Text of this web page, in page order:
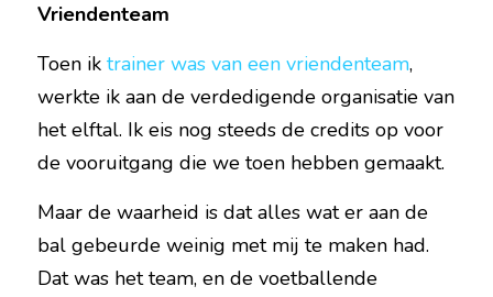
Vriendenteam
Toen ik trainer was van een vriendenteam,
werkte ik aan de verdedigende organisatie van
het elftal. Ik eis nog steeds de credits op voor
de vooruitgang die we toen hebben gemaakt.
Maar de waarheid is dat alles wat er aan de
bal gebeurde weinig met mij te maken had.
Dat was het team, en de voetballende